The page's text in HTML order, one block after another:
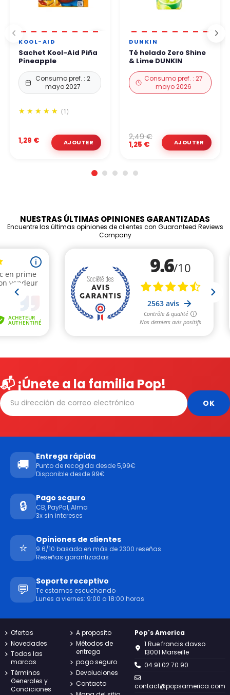
KOOL-AID
Sachet Kool-Aid Piña
Pineapple
Consumo pref. : 2
mayo 2027
(1)
1,29 €
DUNKIN
Té helado Zero Shine
& Lime DUNKIN
Consumo pref. : 27
mayo 2026
1,25 €
2,49 €
NUESTRAS ÚLTIMAS OPINIONES GARANTIZADAS
Encuentre las últimas opiniones de clientes con Guaranteed Reviews
Company
📬 ¡Únete a la familia Pop!
🚚
Entrega rápida
Punto de recogida desde 5,99€
Disponible desde 99€
🔒
Pago seguro
CB, PayPal, Alma
3x sin intereses
⭐
Opiniones de clientes
9.6/10 basado en más de 2300 reseñas
Reseñas garantizadas
💬
Soporte receptivo
Te estamos escuchando
Lunes a viernes: 9:00 a 18:00 horas
Ofertas
Novedades
Todas las
marcas
Términos
Generales y
Condiciones
A proposito
Métodos de
entrega
pago seguro
Devoluciones
Contacto
Pop's America
1 Rue francis davso
13001 Marseille
04.91.02.70.90
contact@popsamerica.com